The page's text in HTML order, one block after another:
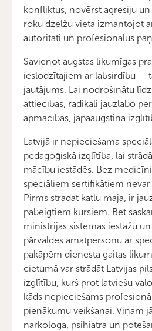
konfliktus, novērst agresiju
roku dzelžu vietā izmantojot
autoritāti un profesionālus
Savienot augstas likumīgas
ieslodzītajiem ar labsirdību —
jautājums. Lai nodrošinātu
attiecībās, radikāli jāuzlabo
apmācības, jāpaaugstina
Latvijā ir nepieciešama
pedagoģiskā izglītība, lai
mācību iestādēs. Bez
speciāliem sertifikātiem nevar
Pirms strādāt katlu mājā, ir
pabeigtiem kursiem. Bet
ministrijas sistēmas iestāžu
pārvaldes amatpersonu ar
pakāpēm dienesta gaitas
cietumā var strādāt Latvijas
izglītību, kurš prot latviešu
kāds nepieciešams
pienākumu veikšanai. Viņam
narkologa, psihiatra un